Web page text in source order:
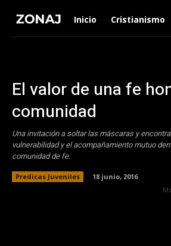
Inicio Cristianismo
El valor de una fe
comunidad
Una invitación a soltar las máscaras y
vulnerabilidad y el acompañamiento mutuo
comunidad de fe.
Predicas Juveniles
18 junio, 2016